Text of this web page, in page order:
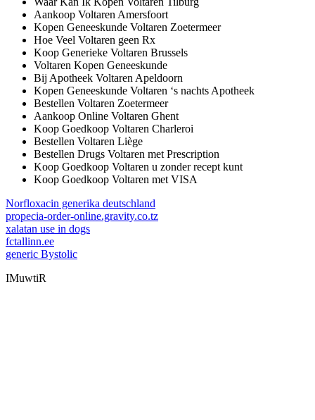
Aankoop Voltaren Amersfoort
Kopen Geneeskunde Voltaren Zoetermeer
Hoe Veel Voltaren geen Rx
Koop Generieke Voltaren Brussels
Voltaren Kopen Geneeskunde
Bij Apotheek Voltaren Apeldoorn
Kopen Geneeskunde Voltaren ‘s nachts Apotheek
Bestellen Voltaren Zoetermeer
Aankoop Online Voltaren Ghent
Koop Goedkoop Voltaren Charleroi
Bestellen Voltaren Liège
Bestellen Drugs Voltaren met Prescription
Koop Goedkoop Voltaren u zonder recept kunt
Koop Goedkoop Voltaren met VISA
Norfloxacin generika deutschland
propecia-order-online.gravity.co.tz
xalatan use in dogs
fctallinn.ee
generic Bystolic
IMuwtiR